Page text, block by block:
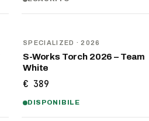
SPECIALIZED · 2026
S-Works Torch 2026 – Team
White
€ 389
DISPONIBILE